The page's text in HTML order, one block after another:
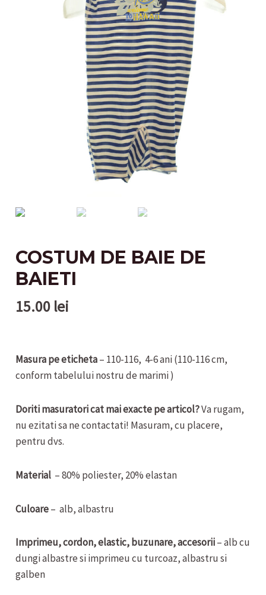
COSTUM DE BAIE DE
BAIETI
15.00 lei
Masura pe eticheta– 110-116, 4-6 ani (110-116 cm,
conform tabelului nostru de marimi )
Doriti masuratori cat mai exacte pe articol?Va rugam,
nu ezitati sa ne contactati! Masuram, cu placere,
pentru dvs.
Material – 80% poliester, 20% elastan
Culoare– alb, albastru
Imprimeu, cordon, elastic, buzunare, accesorii– alb cu
dungi albastre si imprimeu cu turcoaz, albastru si
galben